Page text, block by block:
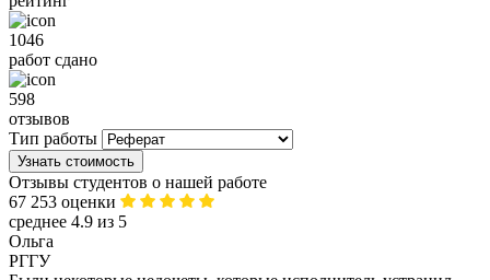
1046
работ сдано
598
отзывов
Тип работы
Узнать стоимость
Отзывы студентов о нашей работе
67 253 оценки
среднее 4.9 из 5
Ольга
РГГУ